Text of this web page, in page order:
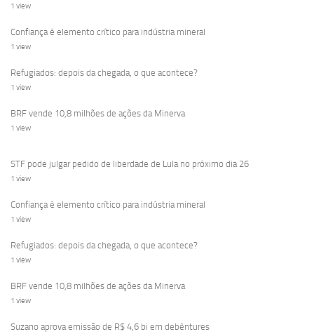
1 view
Confiança é elemento crítico para indústria mineral
1 view
Refugiados: depois da chegada, o que acontece?
1 view
BRF vende 10,8 milhões de ações da Minerva
1 view
STF pode julgar pedido de liberdade de Lula no próximo dia 26
1 view
Confiança é elemento crítico para indústria mineral
1 view
Refugiados: depois da chegada, o que acontece?
1 view
BRF vende 10,8 milhões de ações da Minerva
1 view
Suzano aprova emissão de R$ 4,6 bi em debêntures